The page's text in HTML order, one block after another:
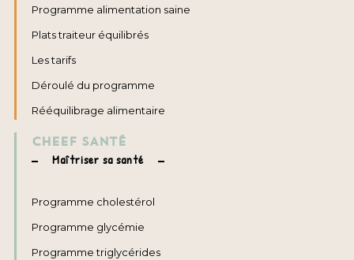
Programme alimentation saine
Plats traiteur équilibrés
Les tarifs
Déroulé du programme
Rééquilibrage alimentaire
CHEEF SANTÉ
Maîtriser sa santé
Programme cholestérol
Programme glycémie
Programme triglycérides